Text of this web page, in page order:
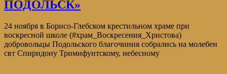
ПОДОЛЬСК»
24 ноября в Борисо-Глебском крестильном храме при
воскресной школе (#храм_Воскресения_Христова)
добровольцы Подольского благочиния собрались на молебен
свт Спиридону Тримифунтскому, небесному